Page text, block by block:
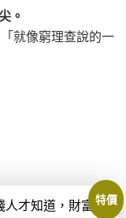
。
就像窮理查說的一
特價